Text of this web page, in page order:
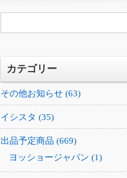
カテゴリー
その他お知らせ (63)
イシスタ (35)
出品予定商品 (669)
ヨッショージャパン (1)